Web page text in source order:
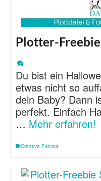
Plotter-
Du bist ein
etwas nicht so
dein Baby? Dann
perfekt. Einfach
… Mehr erfahren!
Creative Fabrica